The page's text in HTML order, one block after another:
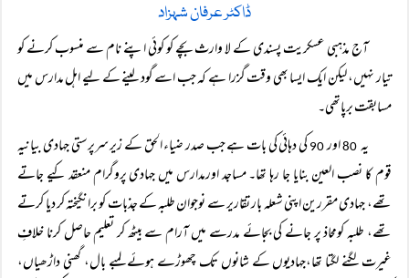
ڈاکٹر عرفان شہزاد
آج مذہبی عسکریت پسندی کے لا وارث بچے کو کوئی اپنے نام سے منسوب کرنے کو
تیار نہیں، لیکن ایک ایسا بھی وقت گزرا ہے کہ جب اسے گود لینے کے لیے اہل مدارس میں
مسابقت برپاتھی۔
یہ
اور90
کی دہائی کی بات ہے جب صدر ضیاء الحق کے زیر سرپرستی جہادی بیانیہ
قوم کا نصب العین بنایا جا رہا تھا۔ مساجد اورمدارس میں جہادی پروگرام منعقد کیے جاتے
تھے، جہادی مقررین اپنی شعلہ بار تقاریر سے نوجوان طلبہ کے جذبات کو برانگیختہ کر دیا کرتے
تھے، طلبہ کومحاذ پر جانے کی بجائے مدرسے میں آرام سے بیٹھ کر تعلیم حاصل کرنا خلافِ
غیرت لگنے لگتا تھا،جہادیوں کے شانوں تک چھوڑے ہوئے لمبے بال، گھنی داڑھیاں،